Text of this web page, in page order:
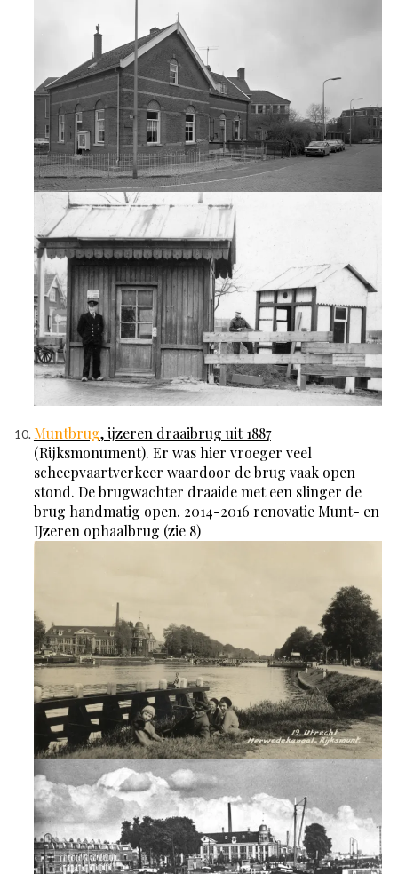
Muntbrug, ijzeren draaibrug uit 1887
(Rijksmonument). Er was hier vroeger veel
scheepvaartverkeer waardoor de brug vaak open
stond. De brugwachter draaide met een slinger de
brug handmatig open. 2014-2016 renovatie Munt- en
IJzeren ophaalbrug (zie 8)